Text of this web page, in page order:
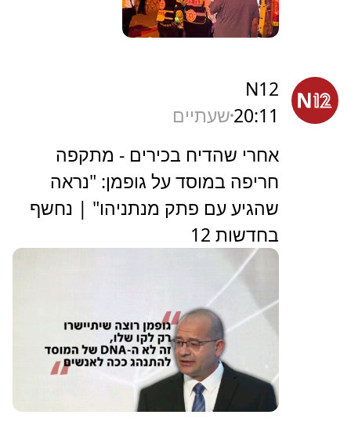
N12
20:11שעתיים
אחרי שהדיח בכירים - מתקפה
חריפה במוסד על גופמן: "נראה
שהגיע עם פתק מנתניהו" | נחשף
בחדשות 12